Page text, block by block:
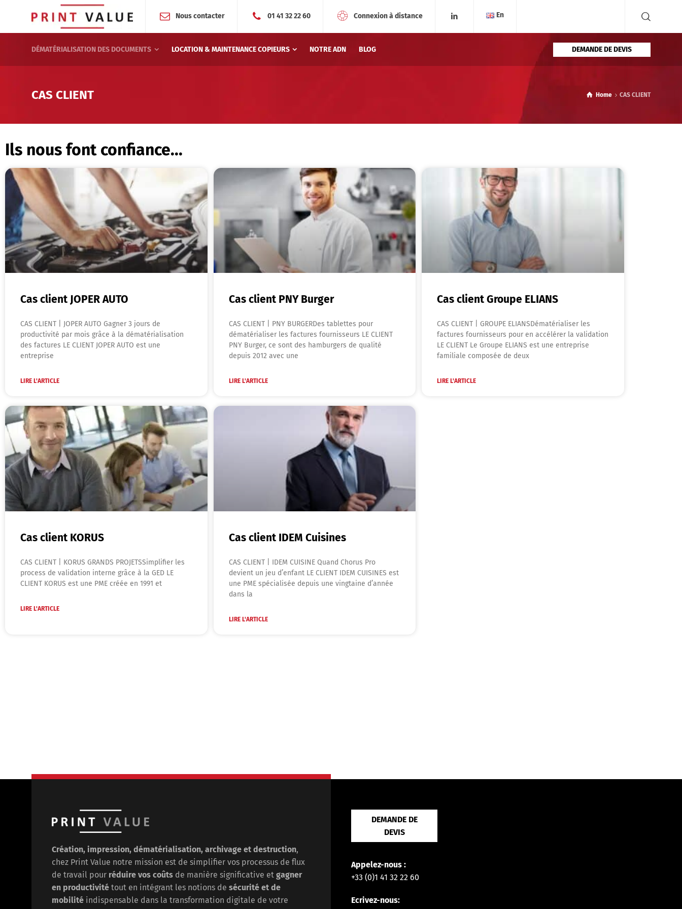
Nous contacter 01 41 32 22 60 Connexion à distance En
DÉMATÉRIALISATION DES DOCUMENTS LOCATION & MAINTENANCE COPIEURS NOTRE ADN BLOG DEMANDE DE DEVIS
CAS CLIENT Home CAS CLIENT
Ils nous font confiance...
Cas client JOPER AUTO
CAS CLIENT | JOPER AUTO Gagner 3 jours de
productivité par mois grâce à la dématérialisation
des factures LE CLIENT JOPER AUTO est une
entreprise
LIRE L'ARTICLE
Cas client PNY Burger
CAS CLIENT | PNY BURGERDes tablettes pour
dématérialiser les factures fournisseurs LE CLIENT
PNY Burger, ce sont des hamburgers de qualité
depuis 2012 avec une
LIRE L'ARTICLE
Cas client Groupe ELIANS
CAS CLIENT | GROUPE ELIANSDématérialiser les
factures fournisseurs pour en accélérer la validation
LE CLIENT Le Groupe ELIANS est une entreprise
familiale composée de deux
LIRE L'ARTICLE
Cas client KORUS
CAS CLIENT | KORUS GRANDS PROJETSSimplifier les
process de validation interne grâce à la GED LE
CLIENT KORUS est une PME créée en 1991 et
LIRE L'ARTICLE
Cas client IDEM Cuisines
CAS CLIENT | IDEM CUISINE Quand Chorus Pro
devient un jeu d’enfant LE CLIENT IDEM CUISINES est
une PME spécialisée depuis une vingtaine d’année
dans la
LIRE L'ARTICLE
Création, impression, dématérialisation, archivage et destruction,
chez Print Value notre mission est de simplifier vos processus de flux
de travail pour réduire vos coûts de manière significative et gagner
en productivité tout en intégrant les notions de sécurité et de
mobilité indispensable dans la transformation digitale de votre
DEMANDE DE
DEVIS
Appelez-nous :
+33 (0)1 41 32 22 60
Ecrivez-nous: